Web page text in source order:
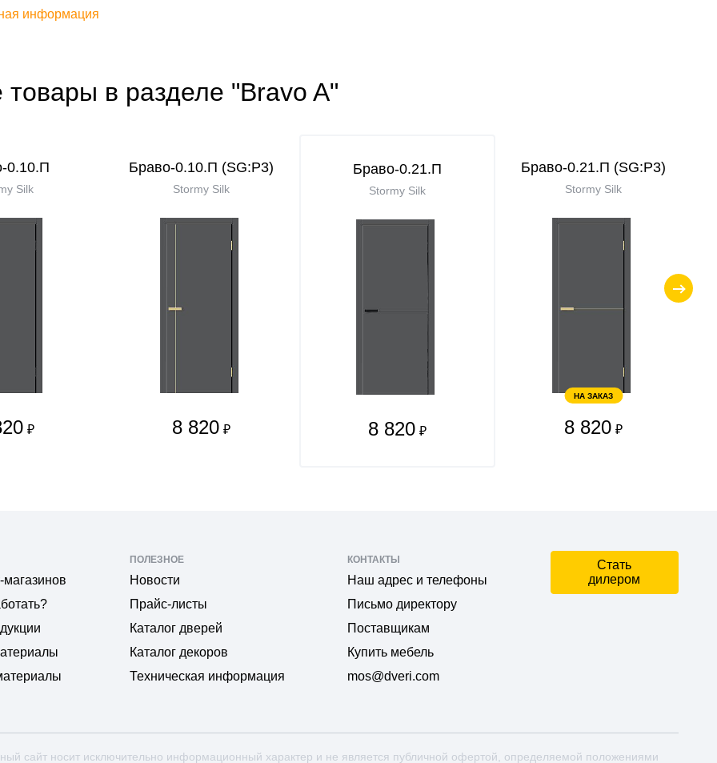
информация
товары в разделе "Bravo A"
0.10.П
Silk
₽
Браво-0.10.П (SG:P3)
Stormy Silk
8 820 ₽
Браво-0.21.П
Stormy Silk
8 820 ₽
Браво-0.21.П (SG:P3)
Stormy Silk
НА ЗАКАЗ
8 820 ₽
магазинов
ПОЛЕЗНОЕ
Новости
Прайс-листы
Каталог дверей
Каталог декоров
Техническая информация
КОНТАКТЫ
Наш адрес и телефоны
Письмо директору
Поставщикам
Купить мебель
mos@dveri.com
Стать
дилером
сайт носит исключительно информационный характер и не является публичной офертой, определяемой положениями